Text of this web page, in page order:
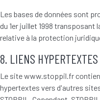
Les bases de données sont
du 1er juillet 1998 transposant
relative à la protection
8. LIENS
Le site www.stoppil.fr
hypertextes vers d'autres